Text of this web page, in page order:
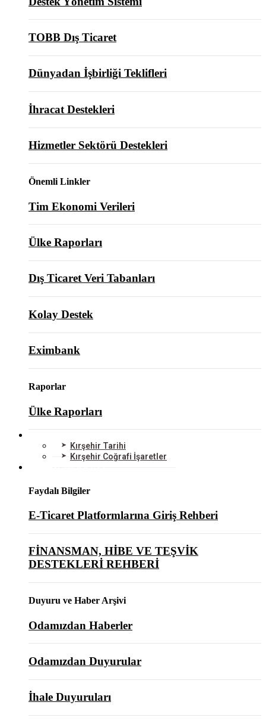
TOBB Dış Ticaret
Dünyadan İşbirliği Teklifleri
İhracat Destekleri
Hizmetler Sektörü Destekleri
Önemli Linkler
Tim Ekonomi Verileri
Ülke Raporları
Dış Ticaret Veri Tabanları
Kolay Destek
Eximbank
Raporlar
Ülke Raporları
Kırşehir Tarihi
Kırşehir Coğrafi İşaretler
Faydalı Bilgiler
E-Ticaret Platformlarına Giriş Rehberi
FİNANSMAN, HİBE VE TEŞVİK
DESTEKLERİ REHBERİ
Duyuru ve Haber Arşivi
Odamızdan Haberler
Odamızdan Duyurular
İhale Duyuruları